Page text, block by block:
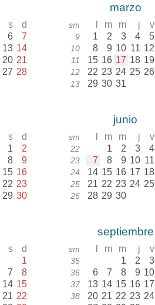
s d
6 7
13 14
20 21
27 28
marzo
sm m m j v
9 1 2 3 4 5
10 8 9 10 11 12
11 15 16 17 18 19
12 22 23 24 25 26
13 29 30 31
s d
1 2
8 9
15 16
22 23
29 30
junio
sm m m j v
22 1 2 3 4
23 7 8 9 10 11
24 14 15 16 17 18
25 21 22 23 24 25
26 28 29 30
s d
1
7 8
14 15
21 22
septiembre
sm m m j v
35 1 2 3
36 6 7 8 9 10
37 13 14 15 16 17
38 20 21 22 23 24